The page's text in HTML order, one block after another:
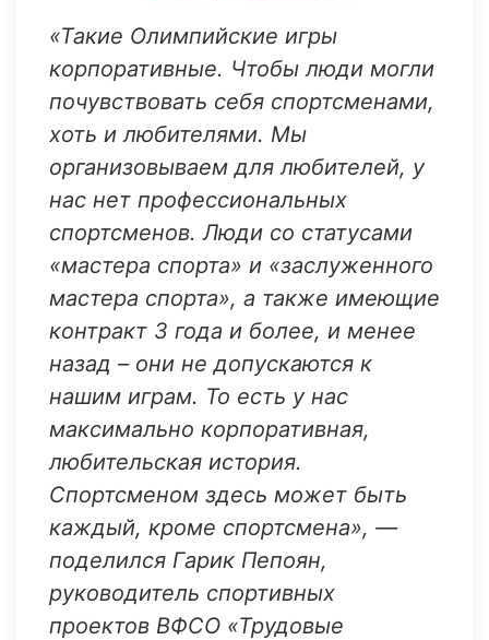
«Такие Олимпийские игры
корпоративные. Чтобы люди могли
почувствовать себя спортсменами,
хоть и любителями. Мы
организовываем для любителей, у
нас нет профессиональных
спортсменов. Люди со статусами
«мастера спорта» и «заслуженного
мастера спорта», а также имеющие
контракт 3 года и более, и менее
назад – они не допускаются к
нашим играм. То есть у нас
максимально корпоративная,
любительская история.
Спортсменом здесь может быть
каждый, кроме спортсмена», —
поделился Гарик Пепоян,
руководитель спортивных
проектов ВФСО «Трудовые